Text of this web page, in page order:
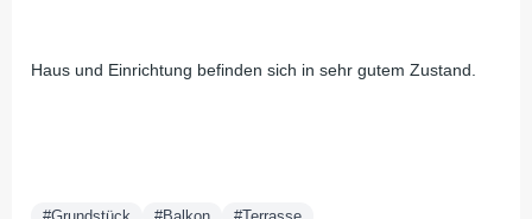
Haus und Einrichtung befinden sich in sehr gutem Zustand.